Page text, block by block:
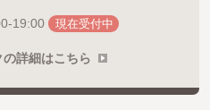
19:00 現在受付中
詳細はこちら